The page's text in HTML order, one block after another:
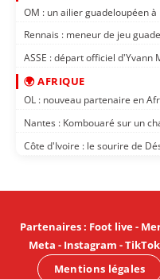
OM : un ailier guadeloupéen à
Rennais : meneur de jeu
ASSE : départ officiel d'Yvann
🌍 AFRIQUE
OL : nouveau partenaire en
Nantes : Kombouaré sur un
Côte d'Ivoire : le sourire de
Partenaires: Foot live-
Meta - Instagram -TikTok
Mentions légales